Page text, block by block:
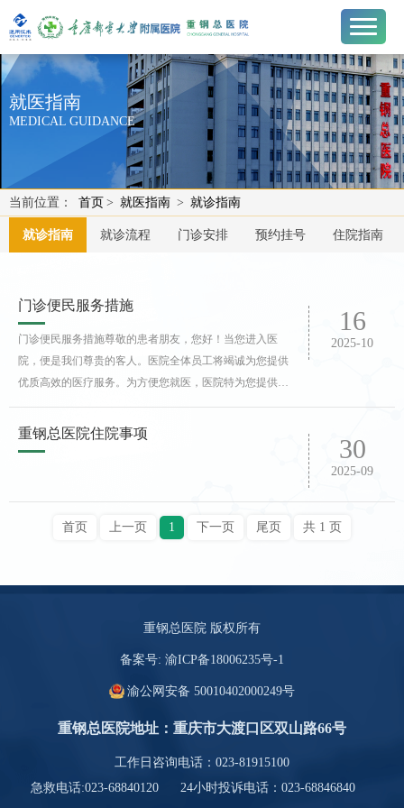
就医指南
MEDICAL GUIDANCE
当前位置： 首页 > 就医指南 > 就诊指南
就诊指南 就诊流程 门诊安排 预约挂号 住院指南
门诊便民服务措施
门诊便民服务措施尊敬的患者朋友，您好！当您进入医
院，便是我们尊贵的客人。医院全体员工将竭诚为您提供
优质高效的医疗服务。为方便您就医，医院特为您提供以
下便民服务措施：1.为就诊患者提供咨询服务（各导医
台、分诊台、患者服务中心）；2.为行动不便的患者提供
轮椅（门诊楼一楼大厅、外科楼一楼大厅有共享轮椅，可
16
2025-10
重钢总医院住院事项
30
2025-09
首页 上一页 1 下一页 尾页 共 1 页
重钢总医院 版权所有
备案号: 渝ICP备18006235号-1
渝公网安备 50010402000249号
重钢总医院地址：重庆市大渡口区双山路66号
工作日咨询电话：023-81915100
急救电话:023-68840120
24小时投诉电话：023-68846840